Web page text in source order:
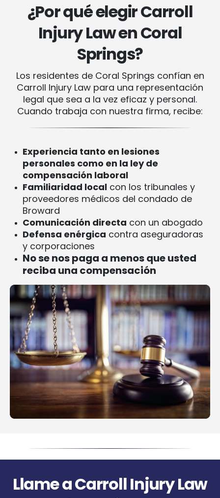
¿Por qué elegir Carroll
Injury Law en Coral
Springs?
Los residentes de Coral Springs confían en
Carroll Injury Law para una representación
legal que sea a la vez eficaz y personal.
Cuando trabaja con nuestra firma, recibe:
Experiencia tanto en lesiones
personales como en la ley de
compensación laboral
Familiaridad local con los tribunales y
proveedores médicos del condado de
Broward
Comunicación directa con un abogado
Defensa enérgica contra aseguradoras
y corporaciones
No se nos paga a menos que usted
reciba una compensación
Llame a Carroll Injury Law